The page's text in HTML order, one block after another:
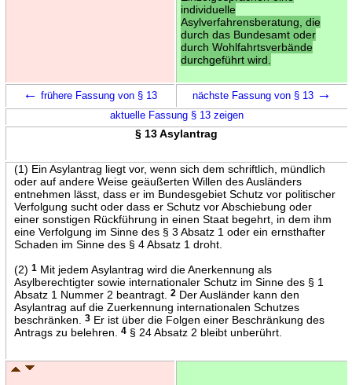
individuelle
Asylverfahrensberatung, die
durch das Bundesamt oder
durch Wohlfahrtsverbände
durchgeführt wird.
← frühere Fassung von § 13 nächste Fassung von § 13 →
aktuelle Fassung § 13 zeigen
§ 13 Asylantrag
(1) Ein Asylantrag liegt vor, wenn sich dem schriftlich, mündlich
oder auf andere Weise geäußerten Willen des Ausländers
entnehmen lässt, dass er im Bundesgebiet Schutz vor politischer
Verfolgung sucht oder dass er Schutz vor Abschiebung oder
einer sonstigen Rückführung in einen Staat begehrt, in dem ihm
eine Verfolgung im Sinne des § 3 Absatz 1 oder ein ernsthafter
Schaden im Sinne des § 4 Absatz 1 droht.
(2) 1Mit jedem Asylantrag wird die Anerkennung als
Asylberechtigter sowie internationaler Schutz im Sinne des § 1
Absatz 1 Nummer 2 beantragt.
2Der Ausländer kann den
Asylantrag auf die Zuerkennung internationalen Schutzes
beschränken.
3Er ist über die Folgen einer Beschränkung des
Antrags zu belehren.
4§ 24 Absatz 2 bleibt unberührt.